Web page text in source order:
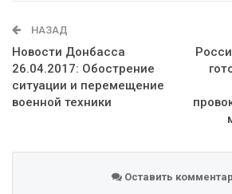
НАЗАД
Новости Донбасса
26.04.2017: Обострение
ситуации и перемещение
военной техники
Оставить